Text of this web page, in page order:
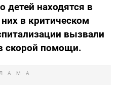
детей находятся в
в критическом
вызвали
скорой помощи.